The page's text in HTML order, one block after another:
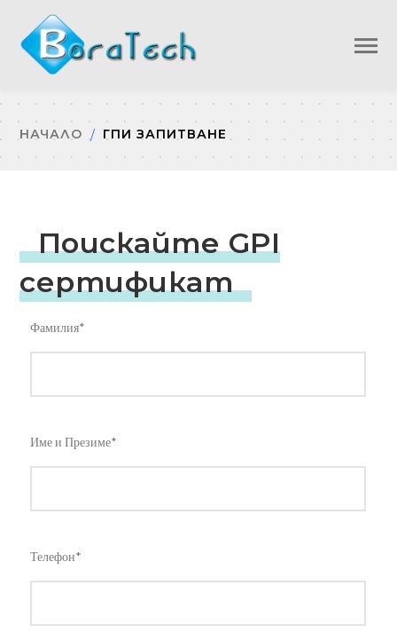
НАЧАЛО ГПИ ЗАПИТВАНЕ
Поискайте GPI
сертификат
Фамилия*
Име и Презиме*
Телефон*